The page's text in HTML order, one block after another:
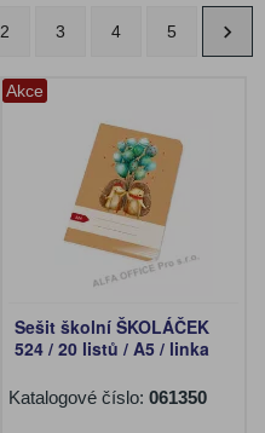
2 3 4 5
Akce
Sešit školní ŠKOLÁČEK
524 / 20 listů / A5 / linka
Katalogové číslo: 061350